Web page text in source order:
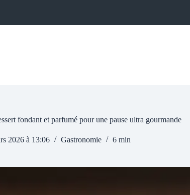
fondant et parfumé pour une pause ultra gourmande
2026 à 13:06 Gastronomie 6 min